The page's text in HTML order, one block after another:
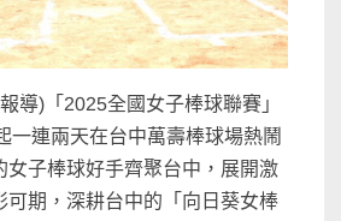
導)「2025全國女子棒球聯賽」
一連兩天在台中萬壽棒球場熱鬧
女子棒球好手齊聚台中，展開激
可期，深耕台中的「向日葵女棒